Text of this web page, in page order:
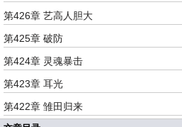
第426章 艺高人胆大
第425章 破防
第424章 灵魂暴击
第423章 耳光
第422章 雏田归来